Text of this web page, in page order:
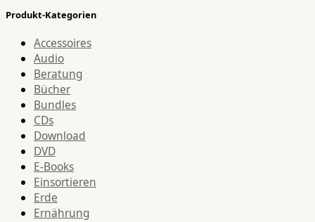
Produkt-Kategorien
Accessoires
Audio
Beratung
Bücher
Bundles
CDs
Download
DVD
E-Books
Einsortieren
Erde
Ernährung